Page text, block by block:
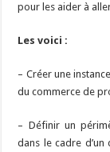
pour les aider à
Les voici :
– Créer une
du commerce de
– Définir un
dans le cadre